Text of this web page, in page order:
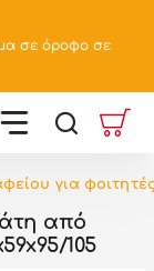
σε όροφο σε
για
από
105